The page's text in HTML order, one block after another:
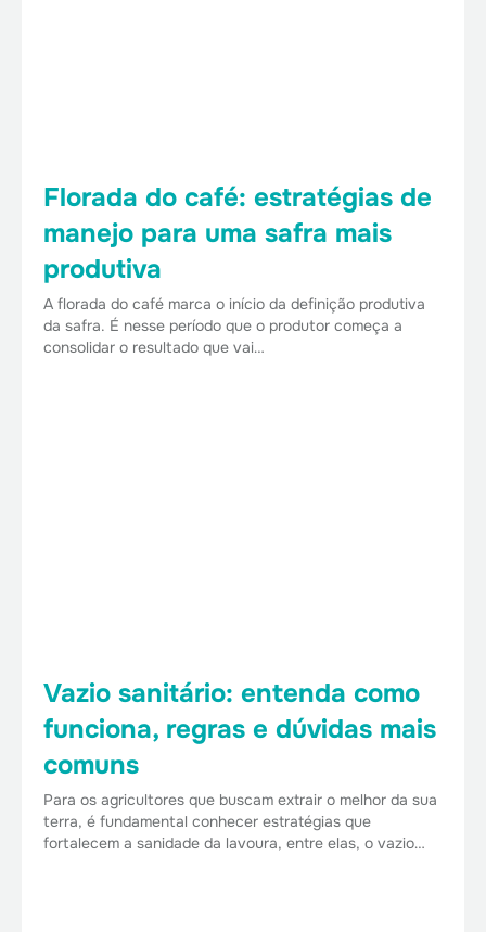
Florada do café: estratégias de
manejo para uma safra mais
produtiva
A florada do café marca o início da definição produtiva
da safra. É nesse período que o produtor começa a
consolidar o resultado que vai…
Vazio sanitário: entenda como
funciona, regras e dúvidas mais
comuns
Para os agricultores que buscam extrair o melhor da sua
terra, é fundamental conhecer estratégias que
fortalecem a sanidade da lavoura, entre elas, o vazio…